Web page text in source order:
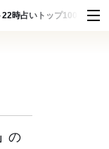
22時占い トップ100 スナッ
の